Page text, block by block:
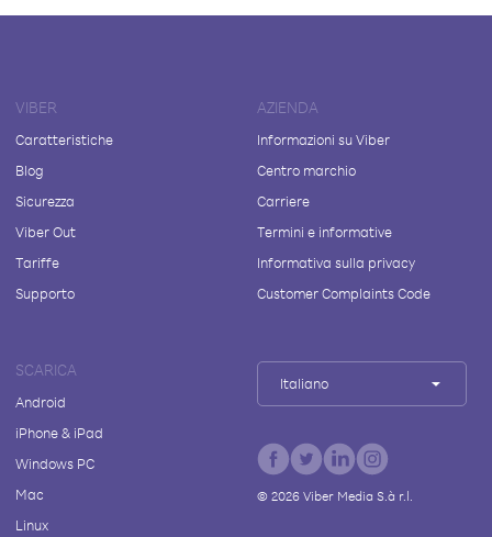
VIBER
Caratteristiche
Blog
Sicurezza
Viber Out
Tariffe
Supporto
AZIENDA
Informazioni su Viber
Centro marchio
Carriere
Termini e informative
Informativa sulla privacy
Customer Complaints Code
SCARICA
Android
iPhone & iPad
Windows PC
Mac
Linux
Italiano
© 2026Viber Media S.à r.l.